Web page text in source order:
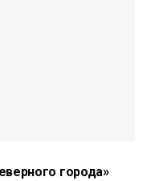
города»